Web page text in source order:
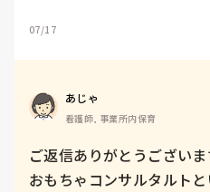
07/17
あじゃ
看護師, 事業所内保育
ご返信ありがとうござい
おもちゃコンサルタルトと